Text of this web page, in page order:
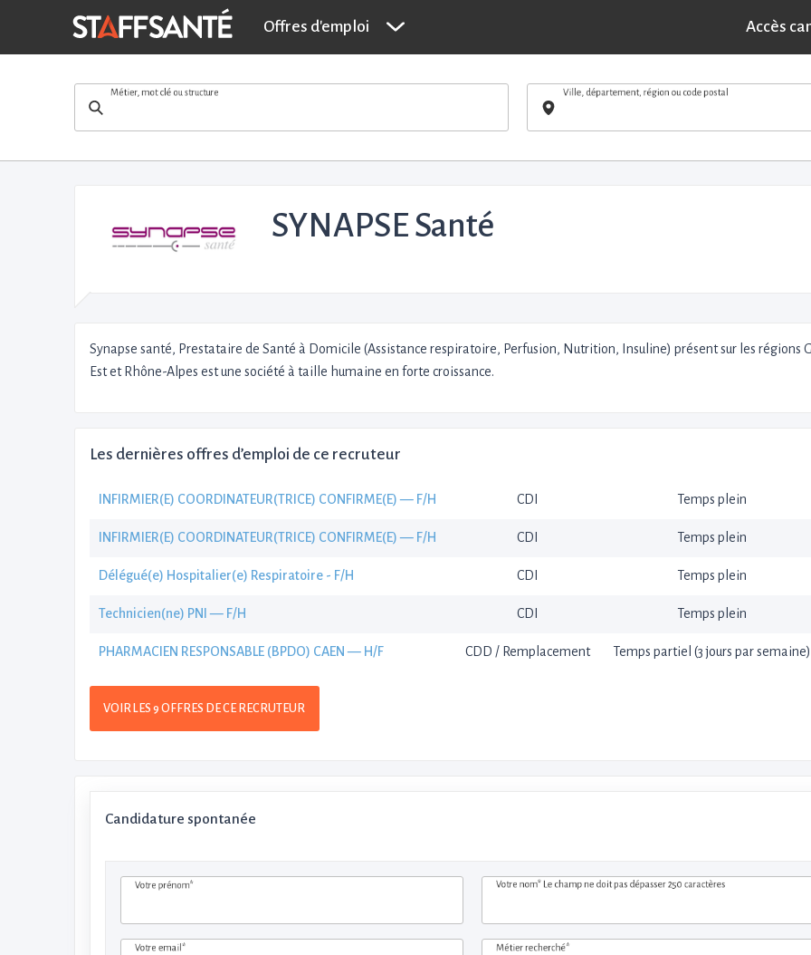
Offres d'emploi Accès
Métier, mot clé ou structure Ville, département, région ou code postal
SYNAPSE Santé
Synapse santé, Prestataire de Santé à Domicile (Assistance respiratoire, Perfusion, Nutrition, Insuline) présent sur les régions
Est et Rhône-Alpes est une société à taille humaine en forte croissance.
Les dernières offres d’emploi de ce recruteur
INFIRMIER(E) COORDINATEUR(TRICE) CONFIRME(E) — F/H CDI Temps plein
INFIRMIER(E) COORDINATEUR(TRICE) CONFIRME(E) — F/H CDI Temps plein
Délégué(e) Hospitalier(e) Respiratoire - F/H CDI Temps plein
Technicien(ne) PNI — F/H CDI Temps plein
PHARMACIEN RESPONSABLE (BPDO) CAEN — H/F CDD / Remplacement Temps partiel (3 jours par semaine)
VOIR LES 9 OFFRES DE CE RECRUTEUR
Candidature spontanée
Votre prénom* Votre nom* Le champ ne doit pas dépasser 250 caractères
Votre email* Métier recherché*